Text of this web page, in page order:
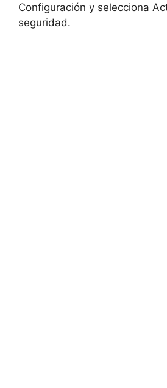
Configuración y selecciona
seguridad.